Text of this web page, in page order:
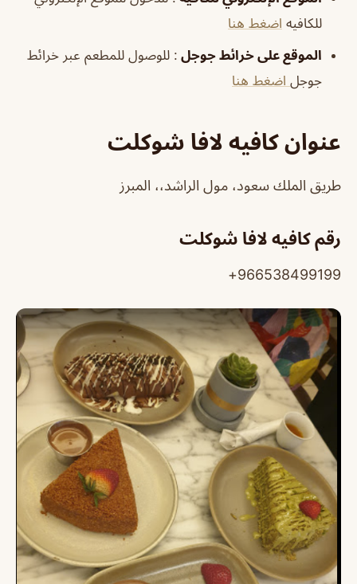
للكافيه اضغط هنا
الموقع على خرائط جوجل : للوصول للمطعم عبر خرائط
جوجل اضغط هنا
عنوان كافيه لافا شوكلت
طريق الملك سعود، مول الراشد،، المبرز
رقم كافيه لافا شوكلت
966538499199+